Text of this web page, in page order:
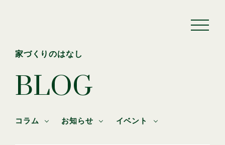
家づくりのはなし
BLOG
コラム お知らせ イベント